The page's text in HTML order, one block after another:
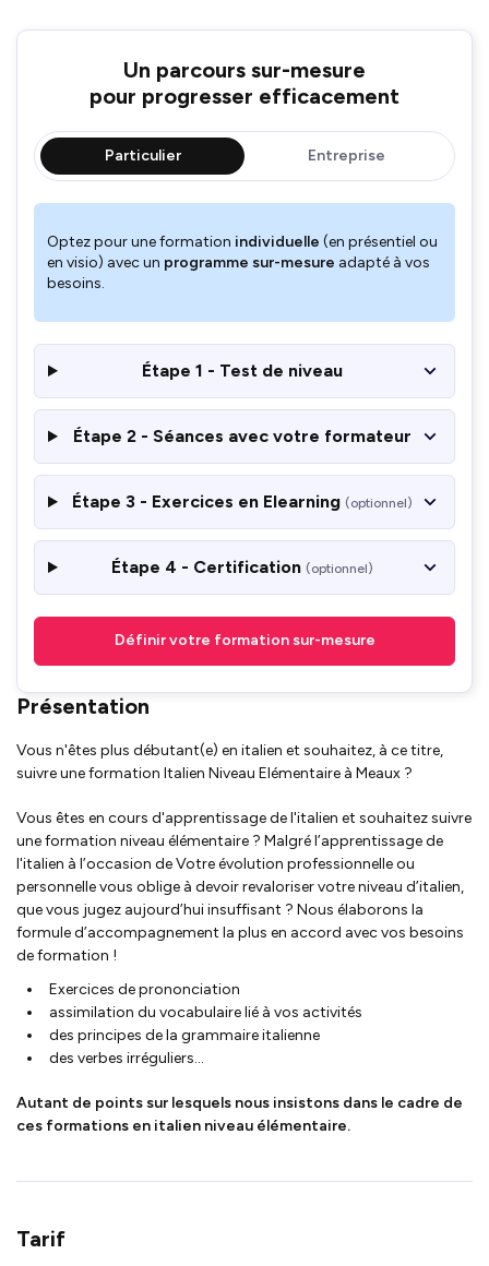
Un parcours sur-mesure
pour progresser efficacement
Particulier Entreprise
Optez pour une formation individuelle (en présentiel ou
en visio) avec un programme sur-mesure adapté à vos
besoins.
Étape 1 - Test de niveau
Étape 2 - Séances avec votre formateur
Étape 3 - Exercices en Elearning (optionnel)
Étape 4 - Certification (optionnel)
Définir votre formation sur-mesure
Présentation
Vous n'êtes plus débutant(e) en italien et souhaitez, à ce titre,
suivre une formation Italien Niveau Elémentaire à Meaux ?
Vous êtes en cours d'apprentissage de l'italien et souhaitez suivre
une formation niveau élémentaire ? Malgré l’apprentissage de
l'italien à l’occasion de Votre évolution professionnelle ou
personnelle vous oblige à devoir revaloriser votre niveau d’italien,
que vous jugez aujourd’hui insuffisant ? Nous élaborons la
formule d’accompagnement la plus en accord avec vos besoins
de formation !
Exercices de prononciation
assimilation du vocabulaire lié à vos activités
des principes de la grammaire italienne
des verbes irréguliers...
Autant de points sur lesquels nous insistons dans le cadre de
ces formations en italien niveau élémentaire.
Tarif